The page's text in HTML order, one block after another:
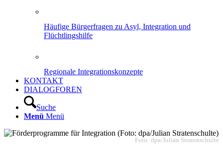
Häufige Bürgerfragen zu Asyl, Integration und
Flüchtlingshilfe
Regionale Integrationskonzepte
KONTAKT
DIALOGFOREN
Suche
Menü Menü
Foto: dpa/Julian Stratenschulte